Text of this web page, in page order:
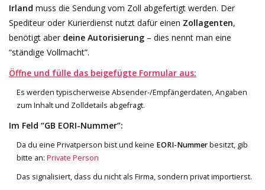
Irland muss die Sendung vom Zoll abgefertigt werden. Der
Spediteur oder Kurierdienst nutzt dafür einen Zollagenten,
benötigt aber deine Autorisierung – dies nennt man eine
“ständige Vollmacht”.
Öffne und fülle das beigefügte Formular aus:
Es werden typischerweise Absender-/Empfängerdaten, Angaben
zum Inhalt und Zolldetails abgefragt.
Im Feld “GB EORI-Nummer”:
Da du eine Privatperson bist und keine EORI-Nummerbesitzt, gib
bitte an: Private Person
Das signalisiert, dass du nicht als Firma, sondern privat importierst.